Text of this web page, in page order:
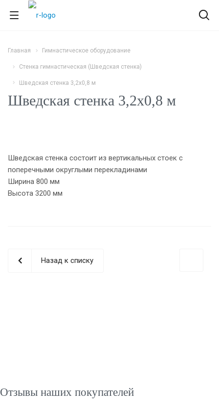
Главная Гимнастическое оборудование
Стенка гимнастическая (Шведская стенка)
Шведская стенка 3,2х0,8 м
Шведская стенка 3,2х0,8 м
Шведская стенка состоит из вертикальных стоек с
поперечными округлыми перекладинами
Ширина 800 мм
Высота 3200 мм
Назад к списку
Отзывы наших покупателей